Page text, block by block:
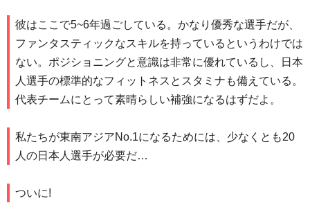
彼はここで5~6年過ごしている。かなり優秀な選手だが、
ファンタスティックなスキルを持っているというわけでは
ない。ポジショニングと意識は非常に優れているし、日本
人選手の標準的なフィットネスとスタミナも備えている。
代表チームにとって素晴らしい補強になるはずだよ。
私たちが東南アジアNo.1になるためには、少なくとも20
人の日本人選手が必要だ…
ついに!